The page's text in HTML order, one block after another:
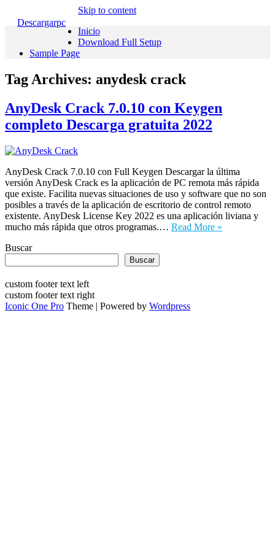
Descargarpc
Skip to content
Inicio
Download Full Setup
Sample Page
Tag Archives: anydesk crack
AnyDesk Crack 7.0.10 con Keygen
completo Descarga gratuita 2022
AnyDesk Crack 7.0.10 con Full Keygen Descargar la última
versión AnyDesk Crack es la aplicación de PC remota más rápida
que existe. Facilita nuevas situaciones de uso y software que no son
posibles a través de la aplicación de escritorio de control remoto
existente. AnyDesk License Key 2022 es una aplicación liviana y
mucho más rápida que otros programas.… Read More »
Buscar
Buscar
custom footer text left
custom footer text right
Iconic One Pro Theme | Powered by Wordpress